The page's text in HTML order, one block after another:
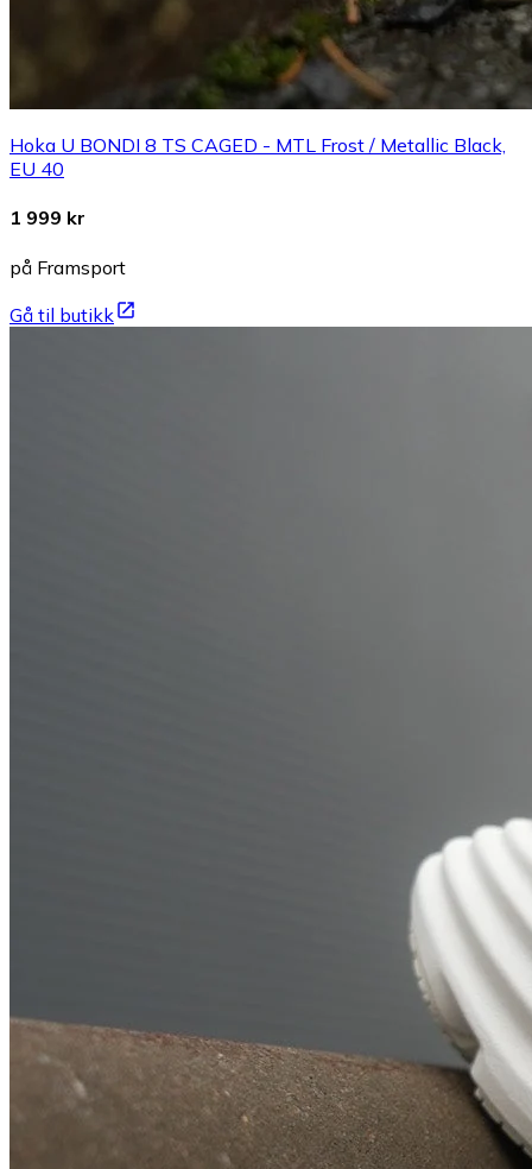
Hoka U BONDI 8 TS CAGED - MTL Frost / Metallic Black,
EU 40
1 999 kr
på Framsport
Gå til butikk